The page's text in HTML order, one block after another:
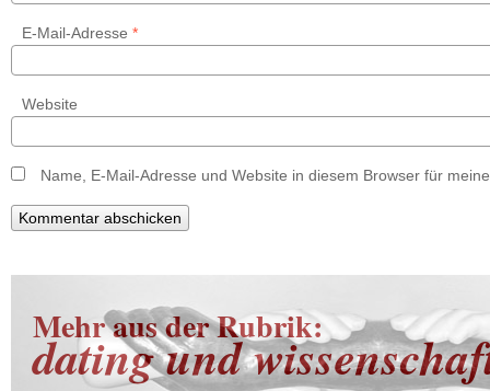
E-Mail-Adresse *
Website
Name, E-Mail-Adresse und Website in diesem Browser für
Mehr aus der Rubrik:
dating und